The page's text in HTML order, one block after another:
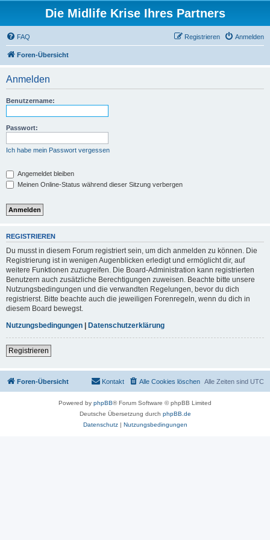
Die Midlife Krise Ihres Partners
FAQ Anmelden
Registrieren
Foren-Übersicht
Anmelden
Benutzername:
Passwort:
Ich habe mein Passwort vergessen
Angemeldet bleiben
Meinen Online-Status während dieser Sitzung verbergen
REGISTRIEREN
Du musst in diesem Forum registriert sein, um dich anmelden zu können. Die
Registrierung ist in wenigen Augenblicken erledigt und ermöglicht dir, auf
weitere Funktionen zuzugreifen. Die Board-Administration kann registrierten
Benutzern auch zusätzliche Berechtigungen zuweisen. Beachte bitte unsere
Nutzungsbedingungen und die verwandten Regelungen, bevor du dich
registrierst. Bitte beachte auch die jeweiligen Forenregeln, wenn du dich in
diesem Board bewegst.
Nutzungsbedingungen | Datenschutzerklärung
Registrieren
Foren-Übersicht Alle Zeiten sind UTC
Alle Cookies löschen
Kontakt
Powered by phpBB® Forum Software © phpBB Limited
Deutsche Übersetzung durch phpBB.de
Datenschutz| Nutzungsbedingungen